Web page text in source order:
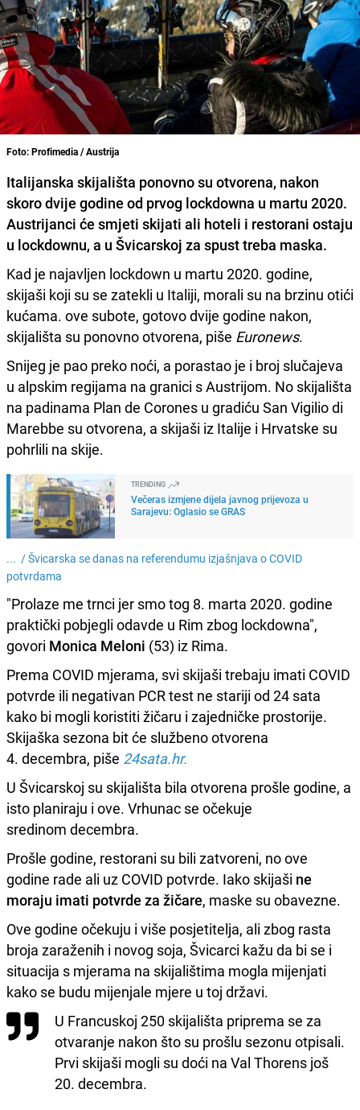
Foto: Profimedia / Austrija
Italijanska skijališta ponovno su otvorena, nakon
skorodvije godine od prvog lockdowna u martu 2020.
Austrijanci će smjeti skijati ali hoteli i restorani ostaju
u lockdownu, a u Švicarskoj za spust treba maska.
Kad je najavljen lockdown u martu 2020. godine,
skijaši koji su se zatekli u Italiji, morali su na brzinu otići
kućama. ove subote, gotovo dvije godine nakon,
skijališta su ponovno otvorena, piše Euronews.
Snijeg je pao preko noći, a porastao je i broj slučajeva
u alpskim regijama na granici s Austrijom. No skijališta
na padinama Plan de Corones u gradiću San Vigilio di
Marebbe su otvorena, a skijaši iz Italije i Hrvatske su
pohrlili na skije.
TRENDING
Večeras izmjene dijela javnog prijevoza u
Sarajevu: Oglasio se GRAS
... /Švicarska se danas na referendumu izjašnjava o COVID
potvrdama
"Prolaze me trnci jer smo tog 8. marta 2020. godine
praktički pobjegli odavde u Rim zbog lockdowna",
govori Monica Meloni (53) iz Rima.
Prema COVID mjerama, svi skijaši trebaju imati COVID
potvrde ili negativan PCR test ne stariji od 24 sata
kako bi mogli koristiti žičaru i zajedničke prostorije.
Skijaška sezona bit će službeno otvorena
4. decembra, piše 24sata.hr.
U Švicarskoj su skijališta bila otvorena prošle godine, a
isto planiraju i ove. Vrhunac se očekuje
sredinom decembra.
Prošle godine, restorani su bili zatvoreni, no ove
godine rade ali uz COVID potvrde. Iako skijaši ne
moraju imati potvrde za žičare, maske su obavezne.
Ove godine očekuju i više posjetitelja, ali zbog rasta
broja zaraženih i novog soja, Švicarci kažu da bi se i
situacija s mjerama na skijalištima mogla mijenjati
kako se budu mijenjale mjere u toj državi.
U Francuskoj 250 skijališta priprema se za
otvaranje nakon što su prošlu sezonu otpisali.
Prvi skijaši mogli su doći na Val Thorens još
20. decembra.